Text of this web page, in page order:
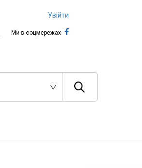
Ми в соцмережах
Увійти